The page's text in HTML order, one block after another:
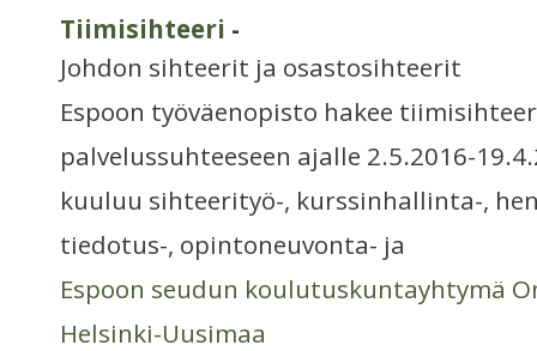
Tiimisihteeri -
Johdon sihteerit ja osastosihteerit
Espoon työväenopisto hakee
palvelussuhteeseen ajalle 2.5.2016-
kuuluu sihteerityö-, kurssinhallinta-,
tiedotus-, opintoneuvonta- ja
Espoon seudun koulutuskuntayhtymä
Helsinki-Uusimaa